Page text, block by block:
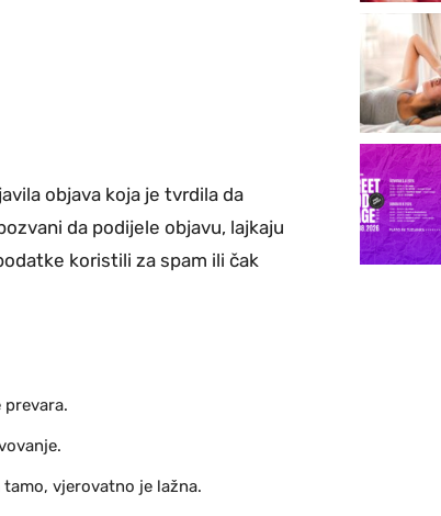
objava koja je tvrdila da
da podijele objavu, lajkaju
koristili za spam ili čak
vjerovatno je lažna.